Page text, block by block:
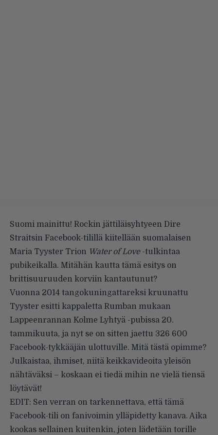
Suomi mainittu! Rockin jättiläisyhtyeen Dire
Straitsin Facebook-tilillä kiitellään suomalaisen
Maria Tyyster Trion Water of Love -tulkintaa
pubikeikalla. Mitähän kautta tämä esitys on
brittisuuruuden korviin kantautunut?
Vuonna 2014 tangokuningattareksi kruunattu
Tyyster esitti kappaletta Rumban mukaan
Lappeenrannan Kolme Lyhtyä -pubissa 20.
tammikuuta, ja nyt se on sitten jaettu 326 600
Facebook-tykkääjän ulottuville. Mitä tästä opimme?
Julkaistaa, ihmiset, niitä keikkavideoita yleisön
nähtäväksi – koskaan ei tiedä mihin ne vielä tiensä
löytävät!
EDIT: Sen verran on tarkennettava, että tämä
Facebook-tili on fanivoimin ylläpidetty kanava. Aika
kookas sellainen kuitenkin, joten lädetään torille